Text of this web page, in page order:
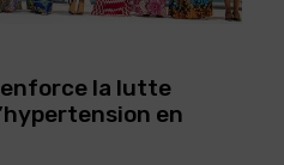
la lutte
en